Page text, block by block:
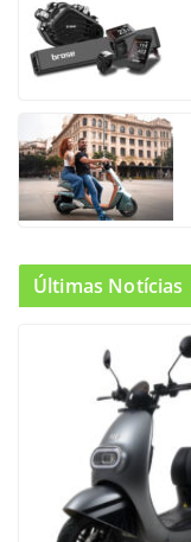
Últimas Notícias